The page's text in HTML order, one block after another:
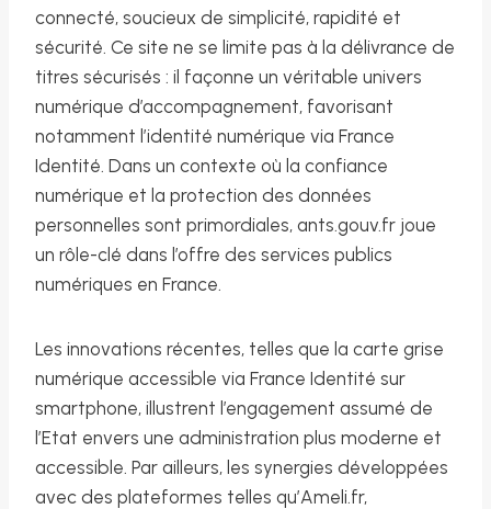
connecté, soucieux de simplicité, rapidité et
sécurité. Ce site ne se limite pas à la délivrance de
titres sécurisés : il façonne un véritable univers
numérique d’accompagnement, favorisant
notamment l’identité numérique via France
Identité. Dans un contexte où la confiance
numérique et la protection des données
personnelles sont primordiales, ants.gouv.fr joue
un rôle-clé dans l’offre des services publics
numériques en France.
Les innovations récentes, telles que la carte grise
numérique accessible via France Identité sur
smartphone, illustrent l’engagement assumé de
l’Etat envers une administration plus moderne et
accessible. Par ailleurs, les synergies développées
avec des plateformes telles qu’Ameli.fr,